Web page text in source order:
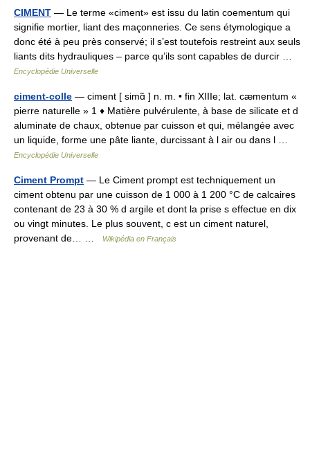
CIMENT — Le terme «ciment» est issu du latin coementum qui
signifie mortier, liant des maçonneries. Ce sens étymologique a
donc été à peu près conservé; il s’est toutefois restreint aux seuls
liants dits hydrauliques – parce qu’ils sont capables de durcir …
Encyclopédie Universelle
ciment-colle — ciment [ simɑ̃ ] n. m. • fin XIIIe; lat. cæmentum «
pierre naturelle » 1 ♦ Matière pulvérulente, à base de silicate et d
aluminate de chaux, obtenue par cuisson et qui, mélangée avec
un liquide, forme une pâte liante, durcissant à l air ou dans l …
Encyclopédie Universelle
Ciment Prompt — Le Ciment prompt est techniquement un
ciment obtenu par une cuisson de 1 000 à 1 200 °C de calcaires
contenant de 23 à 30 % d argile et dont la prise s effectue en dix
ou vingt minutes. Le plus souvent, c est un ciment naturel,
provenant de… …
Wikipédia en Français